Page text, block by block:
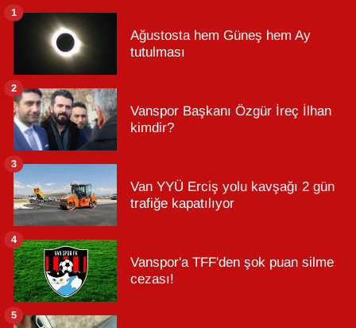
Ağustosta hem Güneş hem Ay
tutulması
1
Vanspor Başkanı Özgür İreç İlhan
kimdir?
2
Van YYÜ Erciş yolu kavşağı 2 gün
trafiğe kapatılıyor
3
Vanspor'a TFF'den şok puan silme
cezası!
4
5